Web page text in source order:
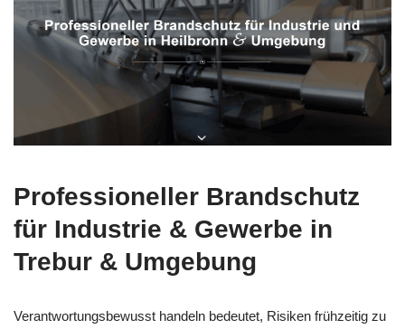
Professioneller Brandschutz
für Industrie & Gewerbe in
Trebur & Umgebung
Verantwortungsbewusst handeln bedeutet, Risiken frühzeitig zu